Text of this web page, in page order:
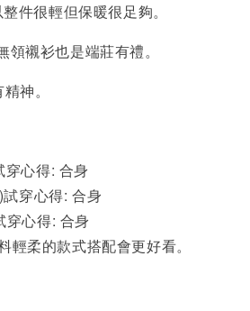
- +NT$ 190
NT$ 450
件很輕但保暖很足夠。
襯衫也是端莊有禮。
神。
心得: 合身
穿心得: 合身
穿心得: 合身
柔的款式搭配會更好看。